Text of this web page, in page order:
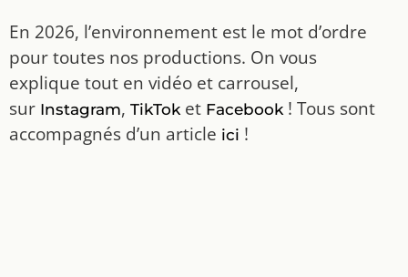
En 2026, l’environnement est le mot d’ordre
pour toutes nos productions. On vous
explique tout en vidéo et carrousel,
sur Instagram, TikToket Facebook! Tous sont
accompagnés d’un article ici !